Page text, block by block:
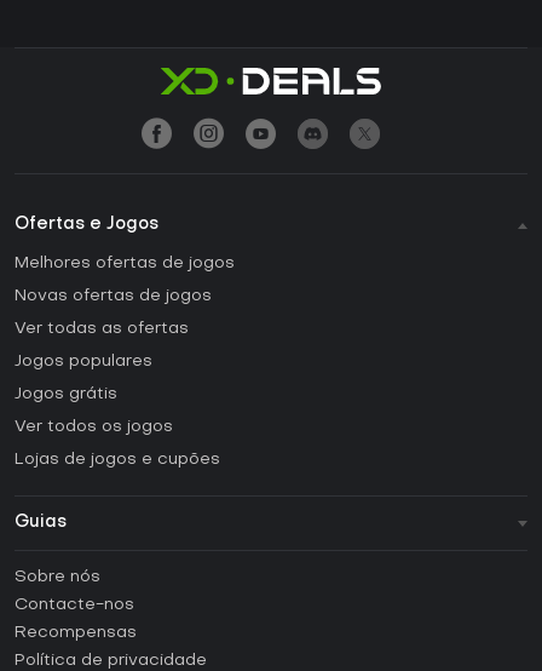
Ofertas e Jogos
Melhores ofertas de jogos
Novas ofertas de jogos
Ver todas as ofertas
Jogos populares
Jogos grátis
Ver todos os jogos
Lojas de jogos e cupões
Guias
Como ativar uma CD Key Steam?
Como ativar uma CD Key Epic Games?
Sobre nós
Contacte-nos
Recompensas
Política de privacidade